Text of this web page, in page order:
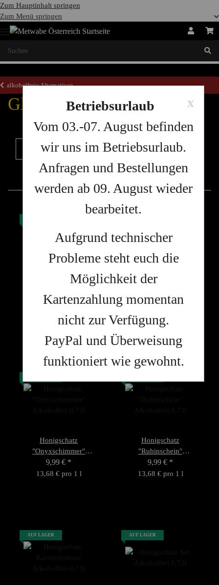
Zum Hauptinhalt springen
Zum Menü springen
alkoholfreie Alternativen
Glitzer-Honigschatz
Filter und Sortierung
Artikel 1 - 6 von 6
Honigschatz
Alkoholfrei 0,73l
9,99 €*
13,68 € pro 1 l
Honigschatz
Alkoholfrei 0,73l
9,99 €*
Honigschatz
"Onyxschimmer"
Alkoholfrei 0,73l
9,99 € *
13,68 € pro 1 l
Honigschatz
"Rubinschein"
Alkoholfrei 0,73l
9,99 € *
13,68 € pro 1 l
AUF LAGER AUF LAGER
x
Betriebsurlaub
Vom 03.-07. August befinden
wir uns im Betriebsurlaub.
Anfragen und Bestellungen
werden ab 09. August wieder
bearbeitet.
Aufgrund technischer
Probleme steht euch die
Möglichkeit der
Kartenzahlung momentan
nicht zur Verfügung.
PayPal und Überweisung
funktioniert wie gewohnt.